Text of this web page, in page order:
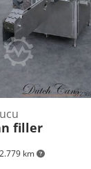
2.779 km
filler